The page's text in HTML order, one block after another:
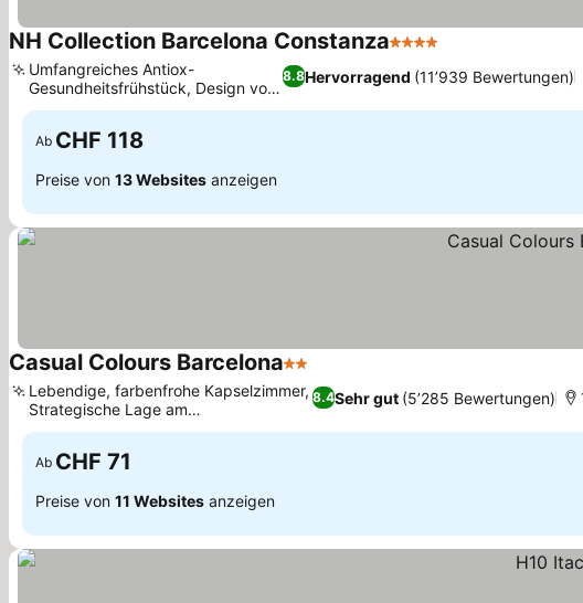
NH Collection Barcelona Constanza4 Sterne
8.8Hervorragend (11’939 Bewertungen)
Umfangreiches Antiox-
Gesundheitsfrühstück, Design vom
Pritzker-Preisträger
Ab CHF 118
Preise von 13 Websites anzeigen
Casual Colours Barcelona2 Sterne
8.4Sehr gut (5’285 Bewertungen)
Lebendige, farbenfrohe Kapselzimmer,
Strategische Lage am
Verkehrsknotenpunkt
Ab CHF 71
Preise von 11 Websites anzeigen